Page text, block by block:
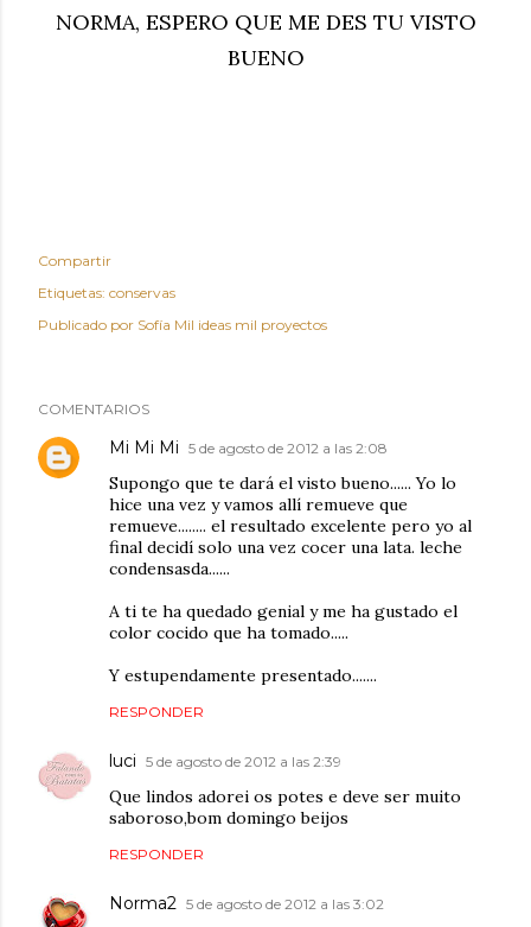
NORMA, ESPERO QUE ME DES TU VISTO
BUENO
Compartir
Etiquetas: conservas
Publicado por Sofía Mil ideas mil proyectos
COMENTARIOS
Mi Mi Mi 5 de agosto de 2012 a las 2:08
Supongo que te dará el visto bueno...... Yo lo
hice una vez y vamos allí remueve que
remueve........ el resultado excelente pero yo al
final decidí solo una vez cocer una lata. leche
condensasda......
A ti te ha quedado genial y me ha gustado el
color cocido que ha tomado.....
Y estupendamente presentado.......
RESPONDER
luci 5 de agosto de 2012 a las 2:39
Que lindos adorei os potes e deve ser muito
saboroso,bom domingo beijos
RESPONDER
Norma2 5 de agosto de 2012 a las 3:02